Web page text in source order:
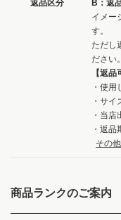
返品区分
B：返
イメー
す。
ただし
ださい。
【返品
・使用
・サイ
・当店
・返品
その
商品ランクのご案内